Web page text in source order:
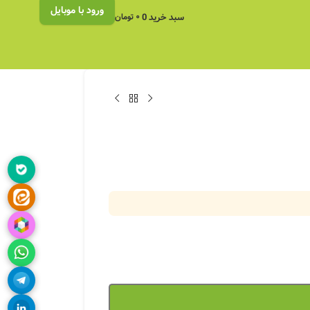
سبد خرید0۰ تومان ورود با موبایل